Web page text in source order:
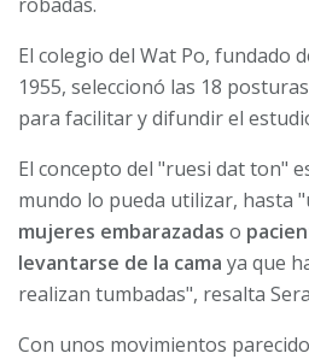
El colegio del Wat Po, fundado
1955, seleccionó las 18
para facilitar y difundir el
El concepto del "ruesi dat ton"
mundo lo pueda utilizar, hasta
mujeres embarazadas o
levantarse de la cama ya que
realizan tumbadas", resalta
Con unos movimientos